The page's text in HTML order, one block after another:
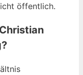
öffentlich.